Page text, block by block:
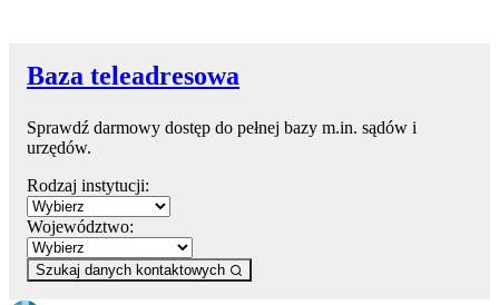
Baza teleadresowa
Sprawdź darmowy dostęp do pełnej bazy m.in. sądów i
urzędów.
Rodzaj instytucji:
Województwo:
Szukaj danych kontaktowych